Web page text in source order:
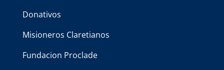
Donativos
Misioneros Claretianos
Fundacion Proclade